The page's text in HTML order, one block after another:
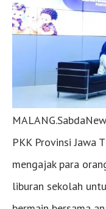
PKK Provinsi Jawa
mengajak para
liburan sekolah